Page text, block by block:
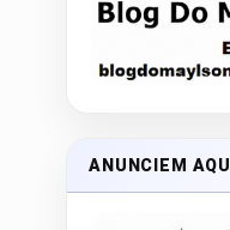
ANUNCIEM AQUI